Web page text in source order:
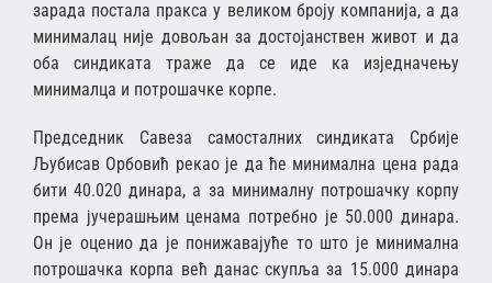
зарада постала пракса у великом броју компанија, а да
минималац није довољан за достојанствен живот и да
оба синдиката траже да се иде ка изједначењу
минималца и потрошачке корпе.
Председник Савеза самосталних синдиката Србије
Љубисав Орбовић рекао је да ће минимална цена рада
бити 40.020 динара, а за минималну потрошачку корпу
према јучерашњим ценама потребно је 50.000 динара.
Он је оценио да је понижавајуће то што је минимална
потрошачка корпа већ данас скупља за 15.000 динара